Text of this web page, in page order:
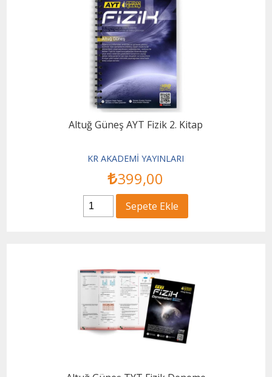
Altuğ Güneş AYT Fizik 2. Kitap
KR AKADEMİ YAYINLARI
399,00
Sepete Ekle